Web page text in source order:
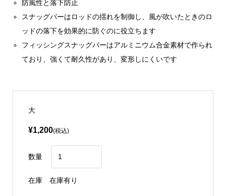
防風性と落下防止
スナッグバーはロッドの揺れを制御し、風が吹いたときのロ
ッドの落下を効果的に防ぐのに役立ちます
フィッシングスナッグバーはアルミニウム合金素材で作られ
ており、強くて耐久性があり、変形しにくいです
大
¥1,200(税込)
数量
在庫 在庫有り